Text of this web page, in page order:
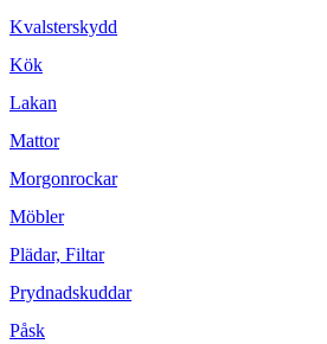
Kvalsterskydd
Kök
Lakan
Mattor
Morgonrockar
Möbler
Plädar, Filtar
Prydnadskuddar
Påsk